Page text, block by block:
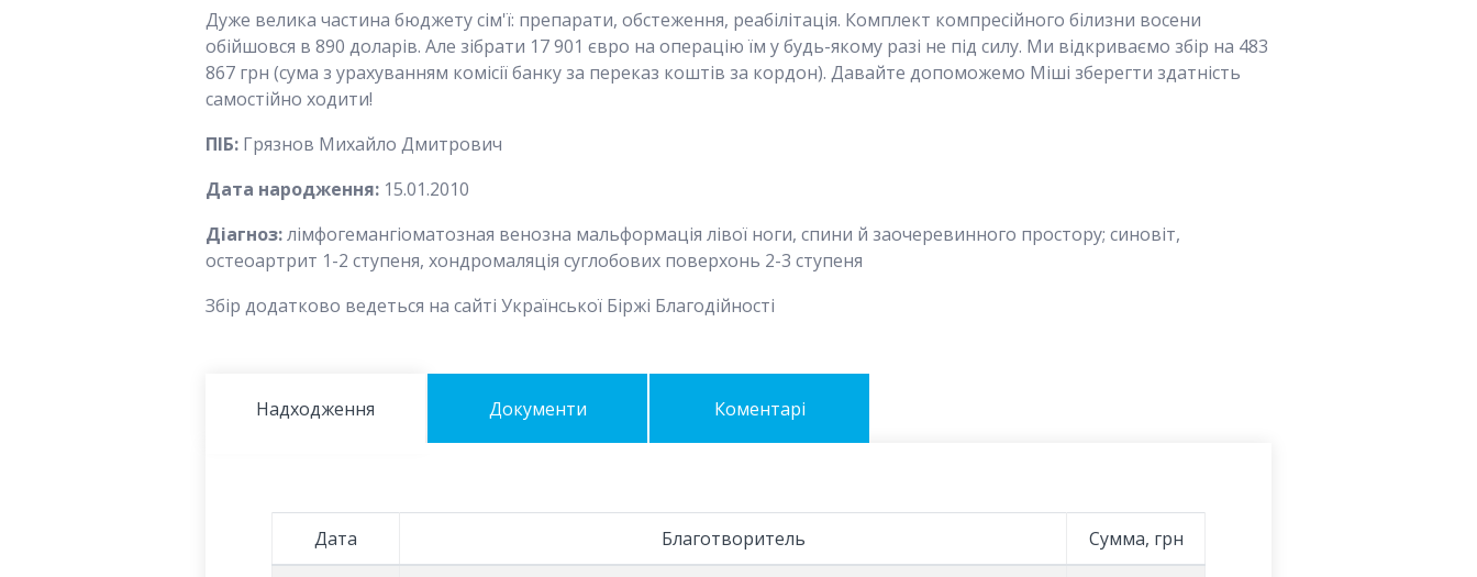
Дуже велика частина бюджету сім'ї: препарати, обстеження, реабілітація. Комплект компресійного білизни восени
обійшовся в 890 доларів. Але зібрати 17 901 євро на операцію їм у будь-якому разі не під силу. Ми відкриваємо збір на 483
867 грн (сума з урахуванням комісії банку за переказ коштів за кордон). Давайте допоможемо Міші зберегти здатність
самостійно ходити!
ПІБ: Грязнов Михайло Дмитрович
Дата народження: 15.01.2010
Діагноз:лімфогемангіоматозная венозна мальформація лівої ноги, спини й заочеревинного простору; синовіт,
остеоартрит 1-2 ступеня, хондромаляція суглобових поверхонь 2-3 ступеня
Збір додатково ведеться на сайті Української Біржі Благодійності
Надходження Документи Коментарі
Дата Благотворитель Сумма, грн